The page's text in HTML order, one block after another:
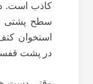
کاذب است.
سطح پشتی
استخوان
در پشت قفسه